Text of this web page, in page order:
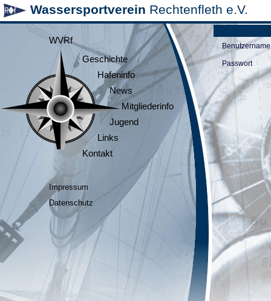
Wassersportverein Rechtenfleth e.V.
WVRf
Geschichte
Hafeninfo
News
Mitgliederinfo
Jugend
Links
Kontakt
Impressum
Datenschutz
Benutzername
Passwort